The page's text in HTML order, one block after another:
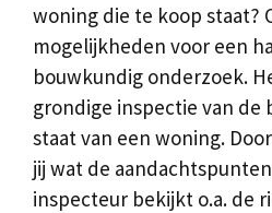
woning die te koop staat?
mogelijkheden voor een
bouwkundig onderzoek.
grondige inspectie van de
staat van een woning.
jij wat de
inspecteur bekijkt o.a. de